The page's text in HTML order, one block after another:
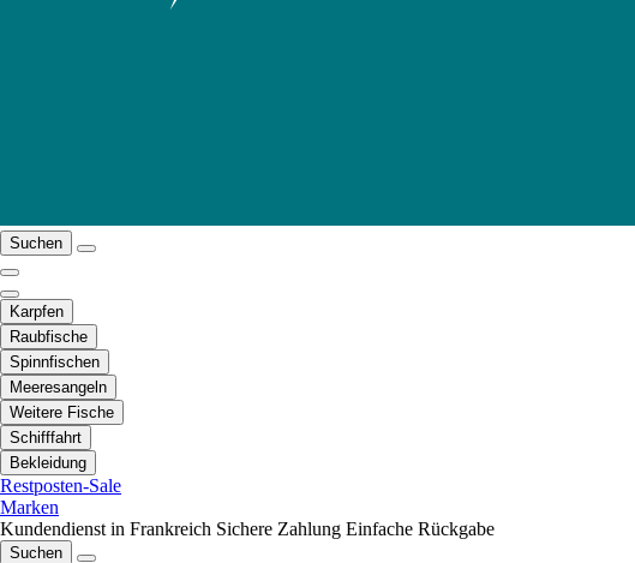
Suchen
Karpfen
Raubfische
Spinnfischen
Meeresangeln
Weitere Fische
Schifffahrt
Bekleidung
Restposten-Sale
Marken
Kundendienst in Frankreich Sichere Zahlung Einfache Rückgabe
Suchen